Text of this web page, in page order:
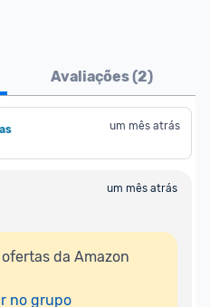
Avaliações (2)
um mês atrás
um mês atrás
da Amazon
no grupo